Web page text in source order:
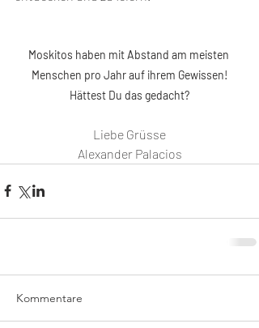
Moskitos haben mit Abstand am meisten
Menschen pro Jahr auf ihrem Gewissen!
Hättest Du das gedacht?
Liebe Grüsse
Alexander Palacios
Kommentare